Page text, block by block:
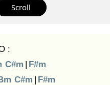
Scroll
:
C#m | F#m
C#m | F#m